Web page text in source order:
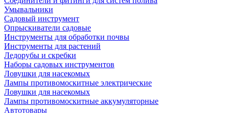
Умывальники
Садовый инструмент
Опрыскиватели садовые
Инструменты для обработки почвы
Инструменты для растений
Ледорубы и скребки
Наборы садовых инструментов
Ловушки для насекомых
Лампы противомоскитные электрические
Ловушки для насекомых
Лампы противомоскитные аккумуляторные
Автотовары